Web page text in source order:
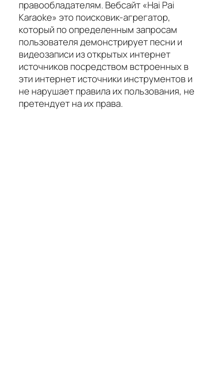
правообладателям. Вебсайт «Hai Pai
Karaoke» это поисковик-агрегатор,
который по определенным запросам
пользователя демонстрирует песни и
видеозаписи из открытых интернет
источников посредством встроенных в
эти интернет источники инструментов и
не нарушает правила их пользования, не
претендует на их права.